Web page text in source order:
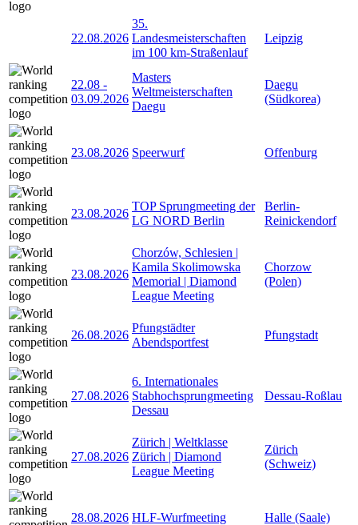
22.08.2026
35.
Landesmeisterschaften
im 100 km-Straßenlauf
Leipzig
22.08 -
03.09.2026
Masters
Weltmeisterschaften
Daegu
Daegu
(Südkorea)
23.08.2026 Speerwurf Offenburg
23.08.2026
TOP Sprungmeeting der
LG NORD Berlin
Berlin-
Reinickendorf
23.08.2026
Chorzów, Schlesien |
Kamila Skolimowska
Memorial | Diamond
League Meeting
Chorzow
(Polen)
26.08.2026
Pfungstädter
Abendsportfest
Pfungstadt
27.08.2026
6. Internationales
Stabhochsprungmeeting
Dessau
Dessau-Roßlau
27.08.2026
Zürich | Weltklasse
Zürich | Diamond
League Meeting
Zürich
(Schweiz)
28.08.2026 HLF-Wurfmeeting Halle (Saale)